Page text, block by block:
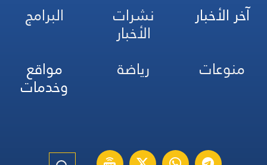
آخر الأخبار نشرات
الأخبار
البرامج
منوعات
رياضة مواقع
وخدمات